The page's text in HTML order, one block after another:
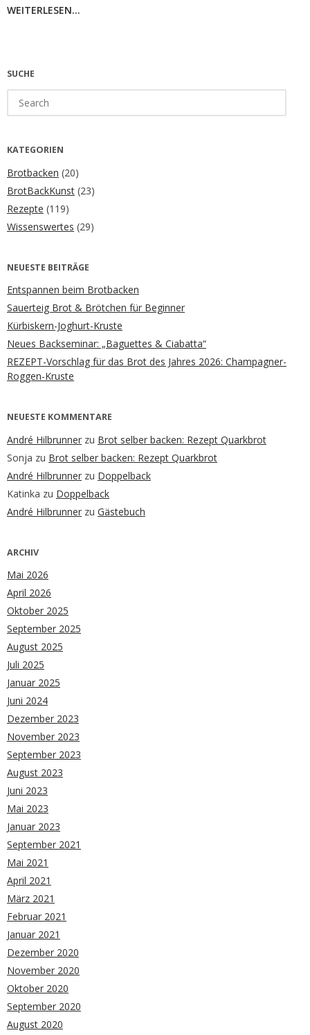
WEITERLESEN...
SUCHE
for:
KATEGORIEN
Brotbacken (20)
BrotBackKunst (23)
Rezepte (119)
Wissenswertes (29)
NEUESTE BEITRÄGE
Entspannen beim Brotbacken
Sauerteig Brot & Brötchen für Beginner
Kürbiskern-Joghurt-Kruste
Neues Backseminar: „Baguettes & Ciabatta“
REZEPT-Vorschlag für das Brot des Jahres 2026: Champagner-
Roggen-Kruste
NEUESTE KOMMENTARE
André Hilbrunner zu Brot selber backen: Rezept Quarkbrot
Sonja zu Brot selber backen: Rezept Quarkbrot
André Hilbrunner zu Doppelback
Katinka zu Doppelback
André Hilbrunner zu Gästebuch
ARCHIV
Mai 2026
April 2026
Oktober 2025
September 2025
August 2025
Juli 2025
Januar 2025
Juni 2024
Dezember 2023
November 2023
September 2023
August 2023
Juni 2023
Mai 2023
Januar 2023
September 2021
Mai 2021
April 2021
März 2021
Februar 2021
Januar 2021
Dezember 2020
November 2020
Oktober 2020
September 2020
August 2020